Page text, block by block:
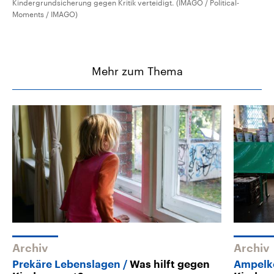
Kindergrundsicherung gegen Kritik verteidigt. (IMAGO / Political-
Moments / IMAGO)
Mehr zum Thema
Archiv
Prekäre Lebenslagen
Was hilft gegen
Archiv